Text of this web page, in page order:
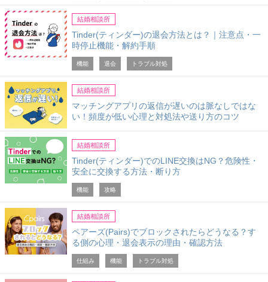
結婚相談所
Tinder(ティンダー)の退会方法とは？｜注意点・一
時停止機能・解約手順
機能 退会 トラブル対処
結婚相談所
マッチングアプリの返信が遅いのは脈なしではな
い！頻度が低い心理と対処法や送り方のコツ
結婚相談所
Tinder(ティンダー)でのLINE交換はNG？危険性・
安全に交換する方法・断り方
機能 攻略
結婚相談所
ペアーズ(Pairs)でブロックされたらどうなる？す
る側の心理・退会表示の理由・確認方法
仕組み 機能 トラブル対処